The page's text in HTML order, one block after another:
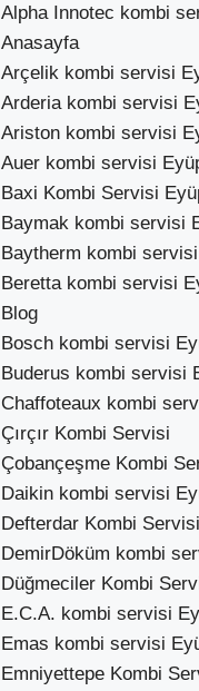
Alpha Innotec kombi
Anasayfa
Arçelik kombi servisi
Arderia kombi servisi
Ariston kombi servisi
Auer kombi servisi
Baxi Kombi Servisi
Baymak kombi servisi
Baytherm kombi
Beretta kombi servisi
Blog
Bosch kombi servisi
Buderus kombi servisi
Chaffoteaux kombi
Çırçır Kombi Servisi
Çobançeşme Kombi
Daikin kombi servisi
Defterdar Kombi Servisi
DemirDöküm kombi
Düğmeciler Kombi
E.C.A. kombi servisi
Emas kombi servisi
Emniyettepe Kombi